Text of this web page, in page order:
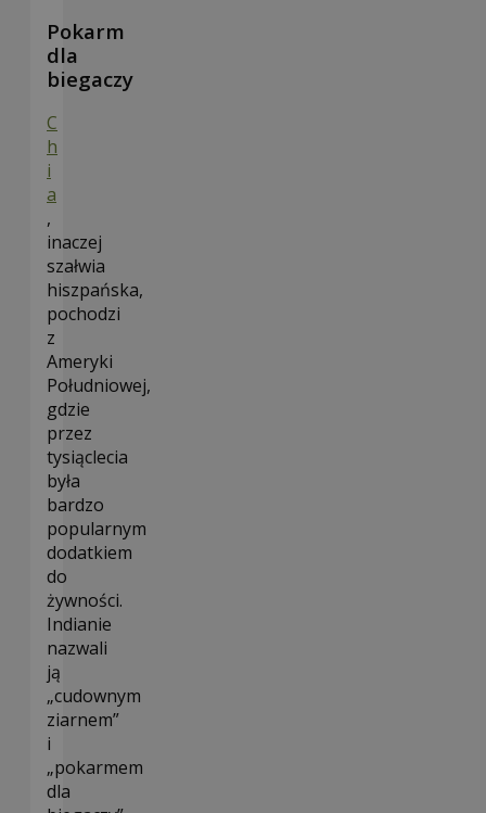
Pokarm
dla
biegaczy
C
h
i
a
,
inaczej
szałwia
hiszpańska,
pochodzi
z
Ameryki
Południowej,
gdzie
przez
tysiąclecia
była
bardzo
popularnym
dodatkiem
do
żywności.
Indianie
nazwali
ją
„cudownym
ziarnem”
i
„pokarmem
dla